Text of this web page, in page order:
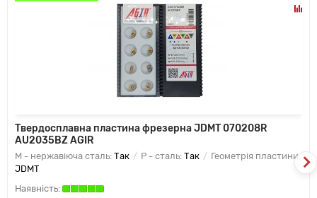
Твердосплавна пластина фрезерна JDMT 070208R
AU2035BZ AGIR
M - нержавіюча сталь: Так P - сталь: Так
Геометрія пластини:
JDMT